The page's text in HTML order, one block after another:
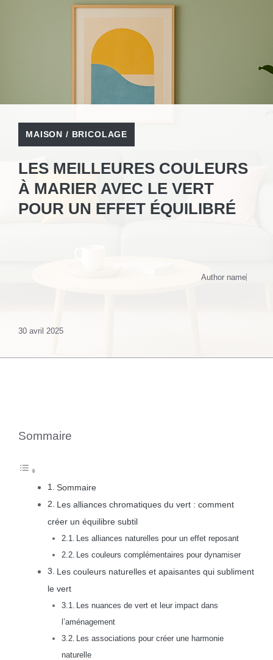
MAISON / BRICOLAGE
LES MEILLEURES COULEURS
À MARIER AVEC LE VERT
POUR UN EFFET ÉQUILIBRÉ
Author name
30 avril 2025
Sommaire
Sommaire
Les alliances chromatiques du vert : comment
créer un équilibre subtil
Les alliances naturelles pour un effet reposant
Les couleurs complémentaires pour dynamiser
Les couleurs naturelles et apaisantes qui subliment
le vert
Les nuances de vert et leur impact dans
l’aménagement
Les associations pour créer une harmonie
naturelle